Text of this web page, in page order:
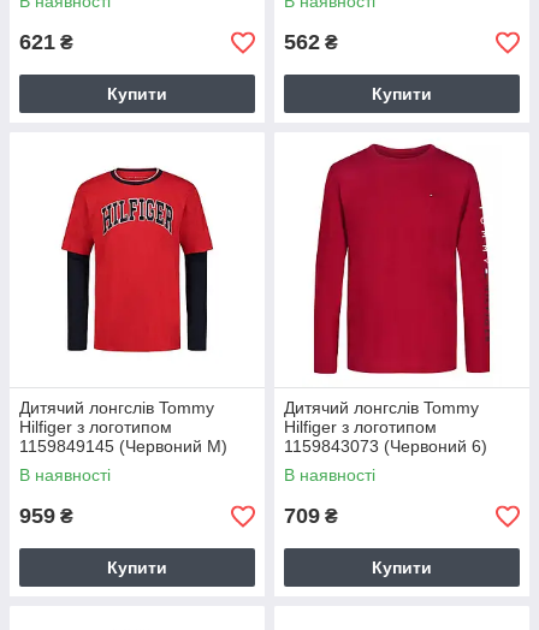
621 ₴
Купити
562 ₴
Купити
Дитячий лонгслів Tommy
Hilfiger з логотипом
1159849145 (Червоний M)
В наявності
959 ₴
Купити
Дитячий лонгслів Tommy
Hilfiger з логотипом
1159843073 (Червоний 6)
В наявності
709 ₴
Купити